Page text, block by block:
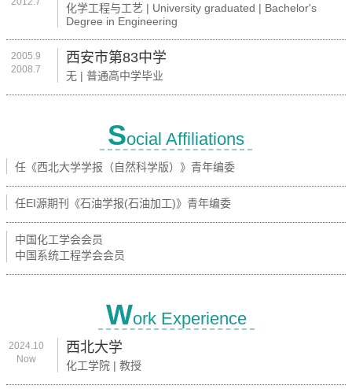
化学工程与工艺 | University graduated | Bachelor's
Degree in Engineering
2005.9
2008.7
西安市第83中学
无 | 普通高中学毕业
Social Affiliations
任《西北大学学报（自然科学版）》青年编委
任EI源期刊《石油学报(石油加工)》青年编委
中国化工学会会员
中国系统工程学会会员
Work Experience
2024.10
Now
西北大学
化工学院 | 教授